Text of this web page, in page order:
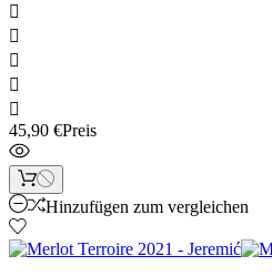





45,90 €Preis
Hinzufügen zum vergleichen